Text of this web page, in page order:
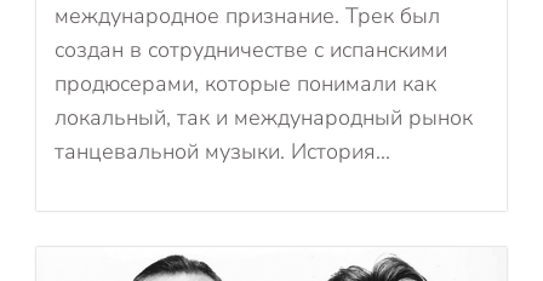
международное признание. Трек был
создан в сотрудничестве с испанскими
продюсерами, которые понимали как
локальный, так и международный рынок
танцевальной музыки. История...